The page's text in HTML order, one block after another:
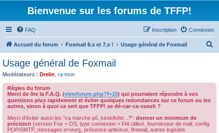
Bienvenue sur les forums de TFFP!
FAQ Connexion
Inscription
Accueil du forum Foxmail 6.x et 7.x ! Usage général de Foxmail
Usage général de Foxmail
Modérateurs : Drelin ra-mon
Règles du forum
Merci de lire la F.A.Q. (viewforum.php?f=15) qui pourraient répondre à vos
questions plus rapidement et éviter quelques redondances sur ce forum ou les
autres, sinon à quoi ca sert que TFFP! se dé-car-ca-sseuh ?
Merci d'éviter aussi les "ca marche pô, keskifofer...?": donner un minimum de
précision (version Fox + OS, type connexion + FAI utilisé, fournisseur de mail, config
POP/SMTP, messages erreurs, présence antivirus, firewall, autres logiciels